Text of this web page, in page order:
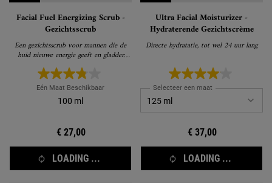
Facial Fuel Energizing Scrub -
Gezichtsscrub
Een gezichtsscrub voor mannen die de
huid nieuwe energie geeft en gladder
maakt
Eén Maat Beschikbaar
100 ml
€ 27,00
LOADING ...
Ultra Facial Moisturizer -
Hydraterende Gezichtscrème
Directe hydratatie, tot wel 24 uur lang
Selecteer een maat
€ 37,00
LOADING ...